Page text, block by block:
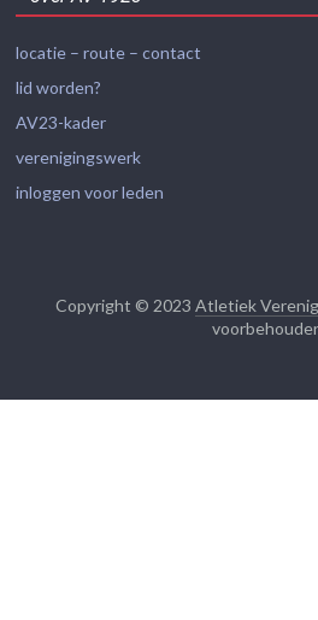
locatie – route – contact
lid worden?
AV23-kader
verenigingswerk
inloggen voor leden
Copyright © 2023 Atletiek